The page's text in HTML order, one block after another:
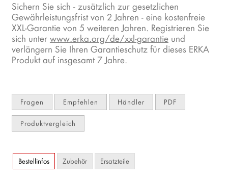
Sichern Sie sich - zusätzlich zur gesetzlichen
Gewährleistungsfrist von 2 Jahren - eine kostenfreie
XXL-Garantie von 5 weiteren Jahren. Registrieren Sie
sich unter www.erka.org/de/xxl-garantieund
verlängern Sie Ihren Garantieschutz für dieses ERKA
Produkt auf insgesamt 7 Jahre.
Fragen Empfehlen Händler PDF
Produktvergleich
Bestellinfos Zubehör Ersatzteile